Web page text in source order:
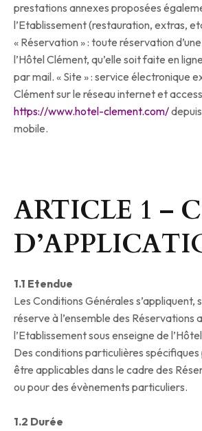
prestations annexes proposées
l’Etablissement (restauration, extras,
« Réservation » : toute réservation
l’Hôtel Clément, qu’elle soit faite en
par mail. « Site » : service électronique
Clément sur le réseau internet et
https://www.hotel-clement.com/
mobile.
ARTICLE 1 –
1.1 Etendue
Les Conditions Générales s’appliquent,
réserve à l’ensemble des Réservations
l’Etablissement sous enseigne de
Des conditions particulières
être applicables dans le cadre des
ou pour des évènements particuliers.
1.2 Durée